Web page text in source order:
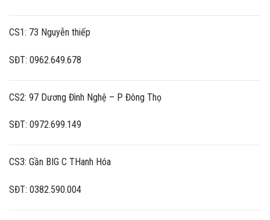
CS1: 73 Nguyễn thiếp
SĐT: 0962.649.678
CS2: 97 Dương Đình Nghệ – P Đông Thọ
SĐT: 0972.699.149
CS3: Gần BIG C THanh Hóa
SĐT: 0382.590.004